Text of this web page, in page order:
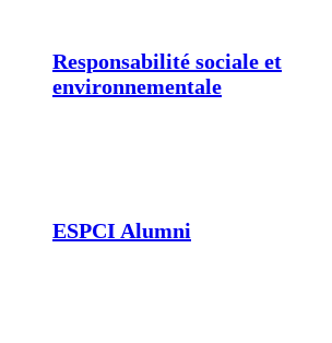
Responsabilité sociale et
environnementale
ESPCI Alumni